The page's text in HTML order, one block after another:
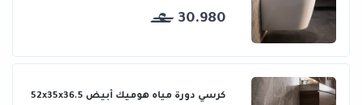
30.980
كرسي دورة مياه هوميك أبيض 52x35x36.5